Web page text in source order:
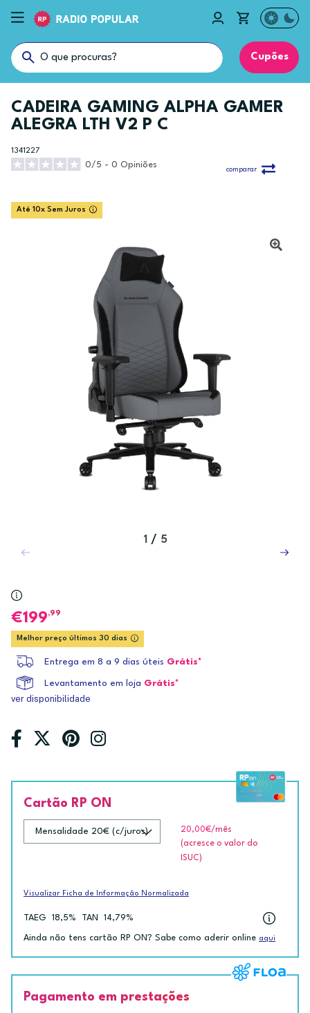
Cupões
CADEIRA GAMING ALPHA GAMER
ALEGRA LTH V2 P C
1341227
0/5 - 0 Opiniões
comparar
Até 10x Sem Juros
1 / 5
199,99
Melhor preço últimos 30 dias
Entrega em 8 a 9 dias úteis Grátis*
Levantamento em loja Grátis*
ver disponibilidade
Cartão RP ON
20,00€/mês
(acresce o valor do
ISUC)
Visualizar Ficha de Informação Normalizada
TAEG 18,5% TAN 14,79%
Ainda não tens cartão RP ON? Sabe como aderir online aqui
Pagamento em prestações